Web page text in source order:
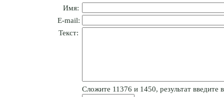
Имя:
E-mail:
Текст:
Cлoжитe 11376 и 1450, результат введите